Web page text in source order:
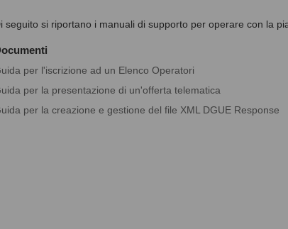
seguito si riportano i manuali di supporto per operare con la
per l'iscrizione ad un Elenco Operatori
per la presentazione di un'offerta telematica
per la creazione e gestione del file XML DGUE Response